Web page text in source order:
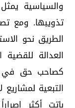
والسياسية
تذويبها. ومع
الطريق نحو
العدالة
كصاحب حق في
التبعية
باتت أكثر